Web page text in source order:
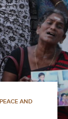
PEACE AND